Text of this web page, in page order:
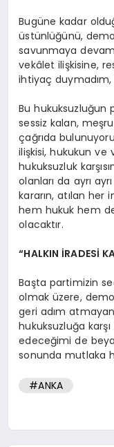
Bugüne kadar
üstünlüğünü,
savunmaya
vekâlet ilişkisine,
ihtiyaç
Bu hukuksuzluğun
sessiz kalan,
çağrıda
ilişkisi, hukukun ve
hukuksuzluk
olanları da ayrı
kararın, atılan her
hem hukuk hem
olacaktır.
“HALKIN İRADESİ
Başta partimizin
olmak üzere,
geri adım
hukuksuzluğa
edeceğimi de
sonunda mutlaka
#ANKA